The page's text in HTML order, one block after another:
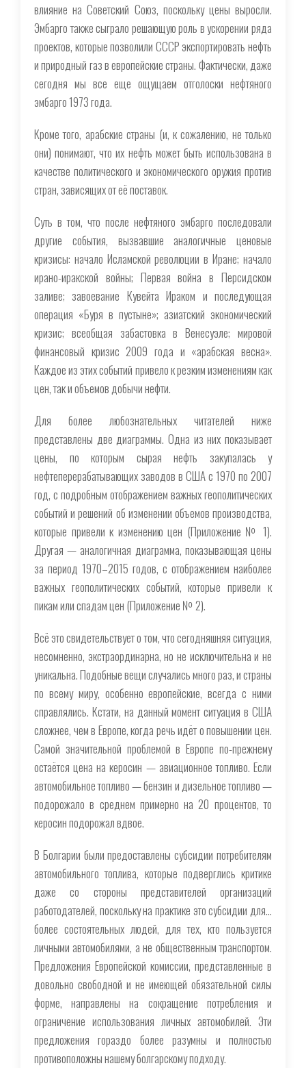
влияние на Советский Союз, поскольку цены выросли.
Эмбарго также сыграло решающую роль в ускорении ряда
проектов, которые позволили СССР экспортировать нефть
и природный газ в европейские страны. Фактически, даже
сегодня мы все еще ощущаем отголоски нефтяного
эмбарго 1973 года.
Кроме того, арабские страны (и, к сожалению, не только
они) понимают, что их нефть может быть использована в
качестве политического и экономического оружия против
стран, зависящих от её поставок.
Суть в том, что после нефтяного эмбарго последовали
другие события, вызвавшие аналогичные ценовые
кризисы: начало Исламской революции в Иране; начало
ирано-иракской войны; Первая война в Персидском
заливе; завоевание Кувейта Ираком и последующая
операция «Буря в пустыне»; азиатский экономический
кризис; всеобщая забастовка в Венесуэле; мировой
финансовый кризис 2009 года и «арабская весна».
Каждое из этих событий привело к резким изменениям как
цен, так и объемов добычи нефти.
Для более любознательных читателей ниже
представлены две диаграммы. Одна из них показывает
цены, по которым сырая нефть закупалась у
нефтеперерабатывающих заводов в США с 1970 по 2007
год, с подробным отображением важных геополитических
событий и решений об изменении объемов производства,
которые привели к изменению цен (Приложение № 1).
Другая — аналогичная диаграмма, показывающая цены
за период 1970–2015 годов, с отображением наиболее
важных геополитических событий, которые привели к
пикам или спадам цен (Приложение № 2).
Всё это свидетельствует о том, что сегодняшняя ситуация,
несомненно, экстраординарна, но не исключительна и не
уникальна. Подобные вещи случались много раз, и страны
по всему миру, особенно европейские, всегда с ними
справлялись. Кстати, на данный момент ситуация в США
сложнее, чем в Европе, когда речь идёт о повышении цен.
Самой значительной проблемой в Европе по-прежнему
остаётся цена на керосин — авиационное топливо. Если
автомобильное топливо — бензин и дизельное топливо —
подорожало в среднем примерно на 20 процентов, то
керосин подорожал вдвое.
В Болгарии были предоставлены субсидии потребителям
автомобильного топлива, которые подверглись критике
даже со стороны представителей организаций
работодателей, поскольку на практике это субсидии для…
более состоятельных людей, для тех, кто пользуется
личными автомобилями, а не общественным транспортом.
Предложения Европейской комиссии, представленные в
довольно свободной и не имеющей обязательной силы
форме, направлены на сокращение потребления и
ограничение использования личных автомобилей. Эти
предложения гораздо более разумны и полностью
противоположны нашему болгарскому подходу.